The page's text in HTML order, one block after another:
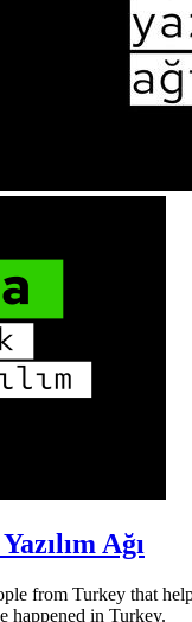
Ağı
from Turkey that
happened in Turkey.